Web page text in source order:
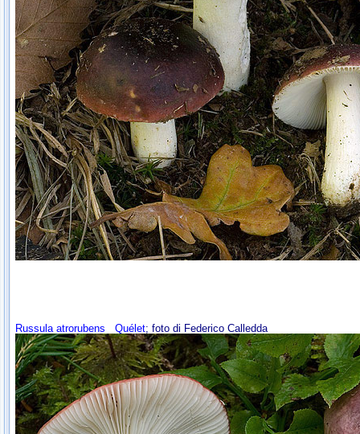
Russula atrorubens Quélet; foto di Federico Calledda